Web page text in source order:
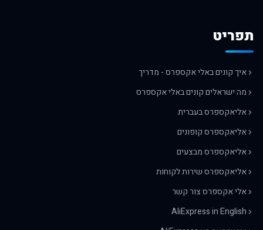
תפריט
איך קונים באלי אקספרס - מדריך
מה ישראלים קונים באלי אקספרס
אליאקספרס בעברית
אליאקספרס קופונים
אליאקספרס מבצעים
אליאקספרס שירות לקוחות
אלי אקספרס צור קשר
AliExpress in English